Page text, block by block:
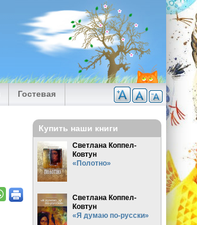
Гостевая
Купить наши книги
Светлана Коппел-
Ковтун
«Полотно»
Светлана Коппел-
Ковтун
«Я думаю по-русски»